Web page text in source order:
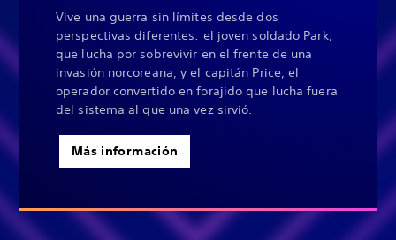
Vive una guerra sin límites desde dos
perspectivas diferentes: el joven soldado Park,
que lucha por sobrevivir en el frente de una
invasión norcoreana, y el capitán Price, el
operador convertido en forajido que lucha fuera
del sistema al que una vez sirvió.
Más información